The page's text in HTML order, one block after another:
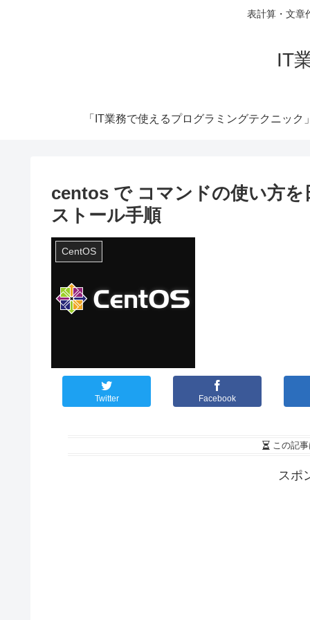
表計算・文章
IT
「IT業務で使えるプログラミングテクニック
centos で コマンドの使い方
ストール手順
CentOS
Twitter Facebook
この記
スポ